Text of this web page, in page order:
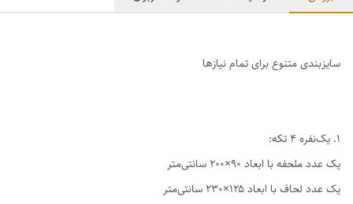
سایزبندی متنوع برای تمام نیازها
1. یک‌نفره ۴ تکه:
یک عدد ملحفه با ابعاد ۹۰×۲۰۰ سانتی‌متر
یک عدد لحاف با ابعاد ۱۲۵×۲۳۰ سانتی‌متر